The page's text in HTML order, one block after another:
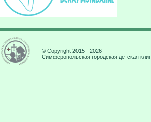
© Copyright 2015 - 2026
Симферопольская городская детская